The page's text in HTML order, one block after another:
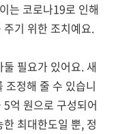
는 코로나19로 인해
기 위한 조치예요.
필요가 있어요. 새
조정해 줄 수 있습니
억 원으로 구성되어
최대한도일 뿐, 정